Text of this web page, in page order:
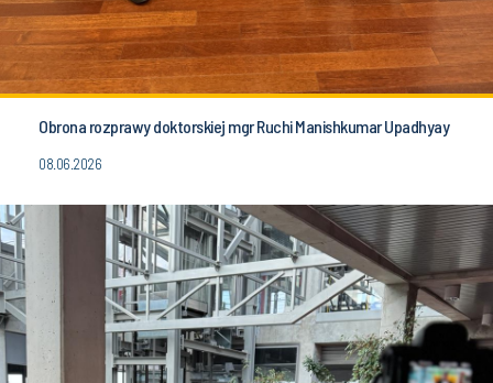
Obrona rozprawy doktorskiej mgr Ruchi Manishkumar Upadhyay
08.06.2026